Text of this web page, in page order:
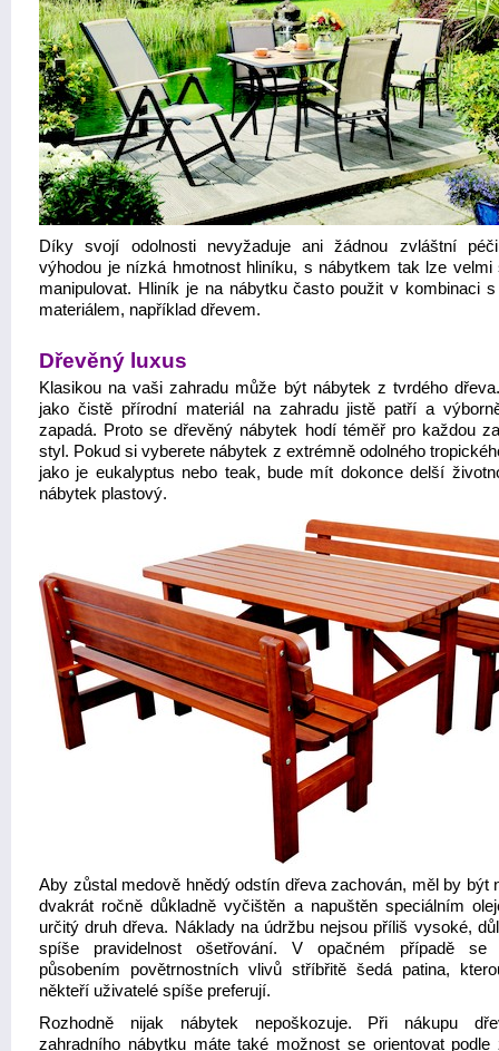
Díky svojí odolnosti nevyžaduje ani žádnou zvláštní
výhodou je nízká hmotnost hliníku, s nábytkem tak lze velmi
manipulovat. Hliník je na nábytku často použit v kombinaci
materiálem, například dřevem.
Dřevěný luxus
Klasikou na vaši zahradu může být nábytek z tvrdého
jako čistě přírodní materiál na zahradu jistě patří a
zapadá. Proto se dřevěný nábytek hodí téměř pro každou
styl. Pokud si vyberete nábytek z extrémně odolného
jako je eukalyptus nebo teak, bude mít dokonce delší
nábytek plastový.
Aby zůstal medově hnědý odstín dřeva zachován, měl by být
dvakrát ročně důkladně vyčištěn a napuštěn speciálním
určitý druh dřeva. Náklady na údržbu nejsou příliš vysoké,
spíše pravidelnost ošetřování. V opačném případě se
působením povětrnostních vlivů stříbřitě šedá patina,
někteří uživatelé spíše preferují.
Rozhodně nijak nábytek nepoškozuje. Při nákupu
zahradního nábytku máte také možnost se orientovat podle